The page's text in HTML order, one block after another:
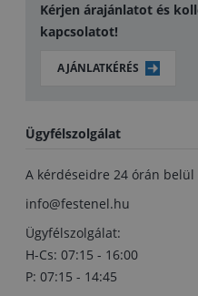
Kérjen árajánlatot és
kapcsolatot!
AJÁNLATKÉRÉS
Ügyfélszolgálat
A kérdéseidre 24 órán
info@festenel.hu
Ügyfélszolgálat:
H-Cs: 07:15 - 16:00
P: 07:15 - 14:45